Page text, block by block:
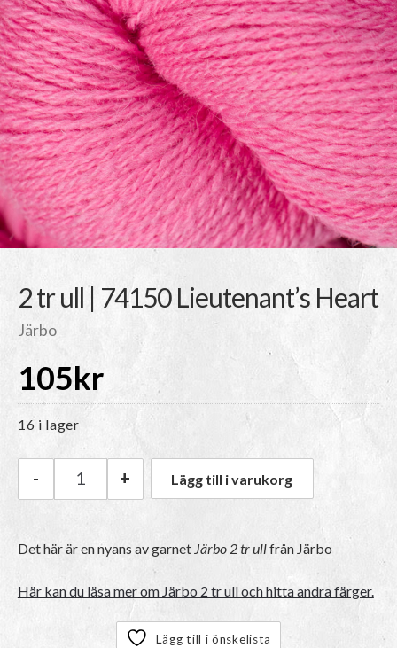
2 tr ull | 74150 Lieutenant’s Heart
Järbo
105kr
16 i lager
Järbo Järbo 2 tr ull | 74150 Lieutenant's Heart
- + Lägg till i varukorg
Det här är en nyans av garnet Järbo 2 tr ullfrån Järbo
Här kan du läsa mer om Järbo 2 tr ull och hitta andra färger.
Lägg till i önskelista